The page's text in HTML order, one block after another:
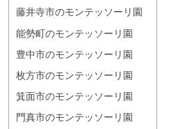
藤井寺市のモンテッソーリ園
能勢町のモンテッソーリ園
豊中市のモンテッソーリ園
枚方市のモンテッソーリ園
箕面市のモンテッソーリ園
門真市のモンテッソーリ園